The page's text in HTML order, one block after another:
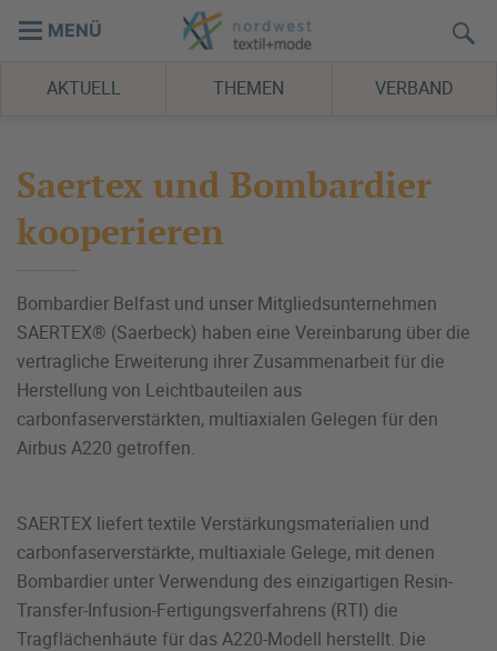
MENÜ
AKTUELL THEMEN VERBAND
Saertex und Bombardier
kooperieren
Bombardier Belfast und unser Mitgliedsunternehmen
SAERTEX® (Saerbeck) haben eine Vereinbarung über die
vertragliche Erweiterung ihrer Zusammenarbeit für die
Herstellung von Leichtbauteilen aus
carbonfaserverstärkten, multiaxialen Gelegen für den
Airbus A220 getroffen.
SAERTEX liefert textile Verstärkungsmaterialien und
carbonfaserverstärkte, multiaxiale Gelege, mit denen
Bombardier unter Verwendung des einzigartigen Resin-
Transfer-Infusion-Fertigungsverfahrens (RTI) die
Tragflächenhäute für das A220-Modell herstellt. Die